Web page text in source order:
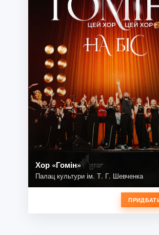
Хор «Гомін»
Палац культури ім. Т. Г. Шевченка